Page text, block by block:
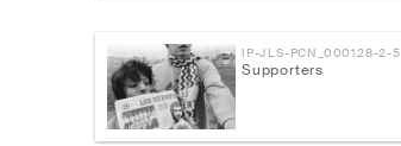
IP-JLS-PCN_000128-2-5
Supporters